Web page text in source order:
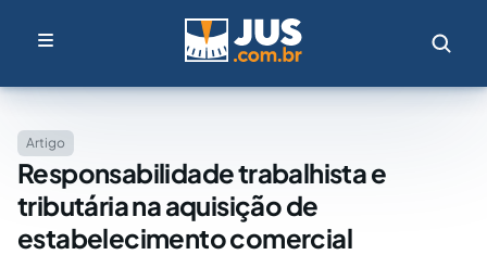
Artigo
Responsabilidade trabalhista e
tributária na aquisição de
estabelecimento comercial